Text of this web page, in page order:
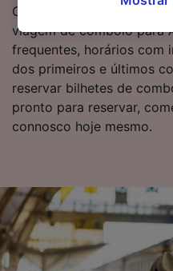
Continue a ler para obter
viagem de comboio para
frequentes, horários com
dos primeiros e últimos
reservar bilhetes de
pronto para reservar,
connosco hoje mesmo.
política de
sinalizadas aos
afetarão os dados de
não serão utilizados
se você tiver pedido
Usar dados exatos
Verificar ativamente
dispositivo para
acessar informações
Publicidade e
medição de